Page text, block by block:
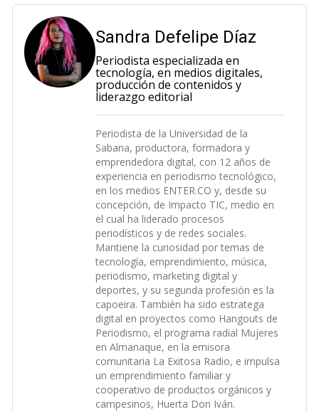
Sandra Defelipe Díaz
Periodista especializada en
tecnología, en medios digitales,
producción de contenidos y
liderazgo editorial
Periodista de la Universidad de la
Sabana, productora, formadora y
emprendedora digital, con 12 años de
experiencia en periodismo tecnológico,
en los medios ENTER.CO y, desde su
concepción, de Impacto TIC, medio en
el cual ha liderado procesos
periodísticos y de redes sociales.
Mantiene la curiosidad por temas de
tecnología, emprendimiento, música,
periodismo, marketing digital y
deportes, y su segunda profesión es la
capoeira. También ha sido estratega
digital en proyectos como Hangouts de
Periodismo, el programa radial Mujeres
en Almanaque, en la emisora
comunitaria La Exitosa Radio, e impulsa
un emprendimiento familiar y
cooperativo de productos orgánicos y
campesinos, Huerta Don Iván.